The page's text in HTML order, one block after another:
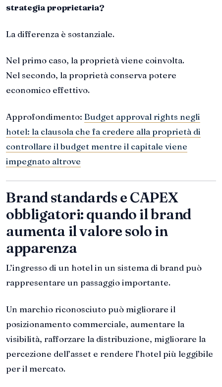
strategia proprietaria?
La differenza è sostanziale.
Nel primo caso, la proprietà viene coinvolta.
Nel secondo, la proprietà conserva potere
economico effettivo.
Approfondimento: Budget approval rights negli
hotel: la clausola che fa credere alla proprietà di
controllare il budget mentre il capitale viene
impegnato altrove
Brand standards e CAPEX
obbligatori: quando il brand
aumenta il valore solo in
apparenza
L’ingresso di un hotel in un sistema di brand può
rappresentare un passaggio importante.
Un marchio riconosciuto può migliorare il
posizionamento commerciale, aumentare la
visibilità, rafforzare la distribuzione, migliorare la
percezione dell’asset e rendere l’hotel più leggibile
per il mercato.